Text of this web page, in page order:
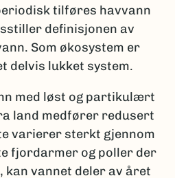
tilføres havvann
definisjonen av
Som økosystem er
delvis lukket system.
med løst og partikulært
land medfører redusert
varierer sterkt gjennom
fjordarmer og poller der
vannet deler av året